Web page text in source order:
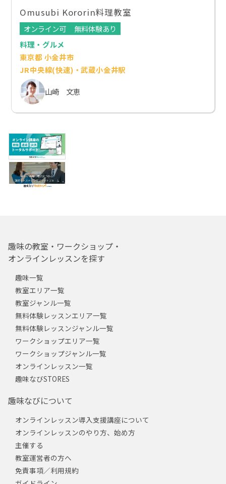
Omusubi Kororin料理教室
オンライン可
無料体験あり
料理・グルメ
東京都 小金井市
JR中央線(快速)・武蔵小金井駅
山崎 文恵
趣味の教室・ワークショップ・
オンラインレッスンを探す
趣味一覧
教室エリア一覧
教室ジャンル一覧
無料体験レッスンエリア一覧
無料体験レッスンジャンル一覧
ワークショップエリア一覧
ワークショップジャンル一覧
オンラインレッスン一覧
趣味なびSTORES
趣味なびについて
オンラインレッスン導入支援講座について
オンラインレッスンのやり方、始め方
主催する
教室運営者の方へ
免責事項／利用規約